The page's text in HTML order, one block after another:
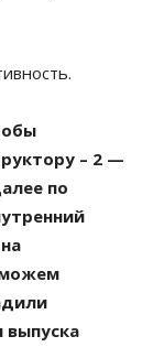
– 2 —
по